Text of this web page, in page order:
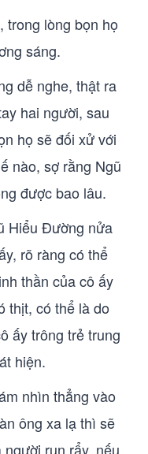
trong lòng bọn họ
sáng.
dễ nghe, thật ra
hai người, sau
họ sẽ đối xử với
nào, sợ rằng Ngũ
được bao lâu.
Hiểu Đường nửa
rõ ràng có thể
thần của cô ấy
thịt, có thể là do
ấy trông trẻ trung
hiện.
nhìn thẳng vào
ông xa lạ thì sẽ
run rẩy, nếu